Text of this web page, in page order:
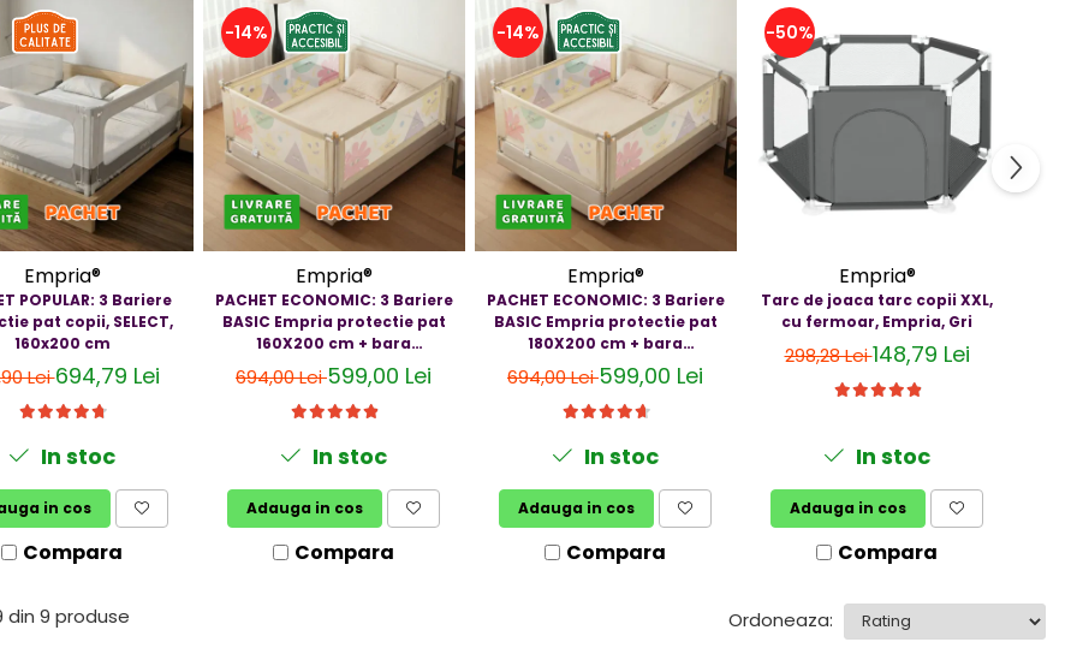
Empria®
POPULAR: 3 Bariere
pat copii, SELECT,
160x200 cm
Lei694,79 Lei
In stoc
in cos
Compara
-14%
Empria®
PACHET ECONOMIC: 3 Bariere
BASIC Empria protectie pat
160X200 cm + bara
stabilizatoare
694,00 Lei599,00 Lei
In stoc
Adauga in cos
Compara
-14%
Empria®
PACHET ECONOMIC: 3 Bariere
BASIC Empria protectie pat
180X200 cm + bara
stabilizatoare
694,00 Lei599,00 Lei
In stoc
Adauga in cos
Compara
-50%
Empria®
Tarc de joaca tarc copii XXL,
cu fermoar, Empria, Gri
298,28 Lei148,79 Lei
In stoc
Adauga in cos
Compara
din 9 produse Ordoneaza: